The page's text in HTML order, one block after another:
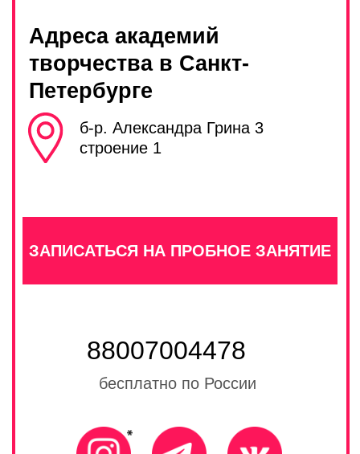
РАБОТА В PRO
КОНТАКТЫ
Политика конфиденциальности